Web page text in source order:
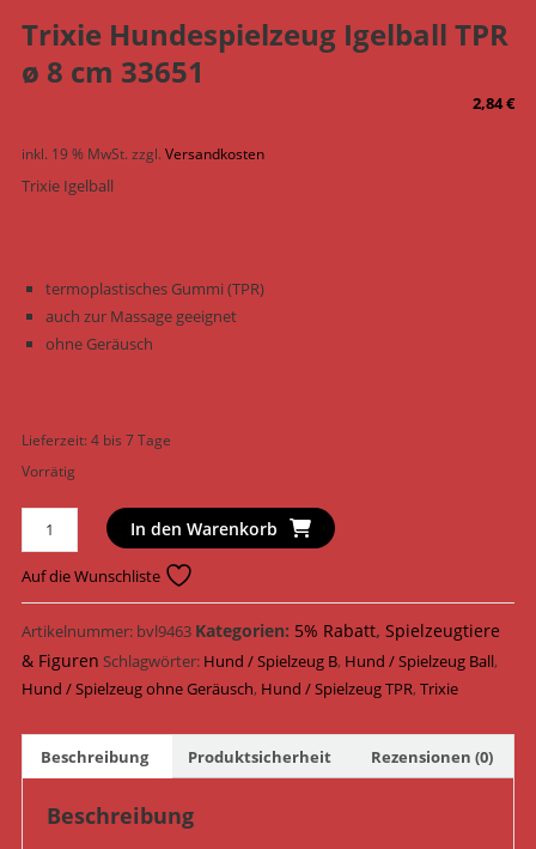
Trixie Hundespielzeug Igelball TPR
ø 8 cm 33651
2,84€
inkl. 19 % MwSt. zzgl. Versandkosten
Trixie Igelball
termoplastisches Gummi (TPR)
auch zur Massage geeignet
ohne Geräusch
Lieferzeit:4 bis 7 Tage
Vorrätig
Trixie
Hundespielzeug
Igelball
TPR
ø
8
cm
Menge
In den Warenkorb
Auf die Wunschliste
Artikelnummer: bvl9463 Kategorien: 5% Rabatt, Spielzeugtiere
& Figuren Schlagwörter: Hund / Spielzeug B, Hund / Spielzeug Ball,
Hund / Spielzeug ohne Geräusch, Hund / Spielzeug TPR,Trixie
Beschreibung Produktsicherheit Rezensionen (0)
Beschreibung